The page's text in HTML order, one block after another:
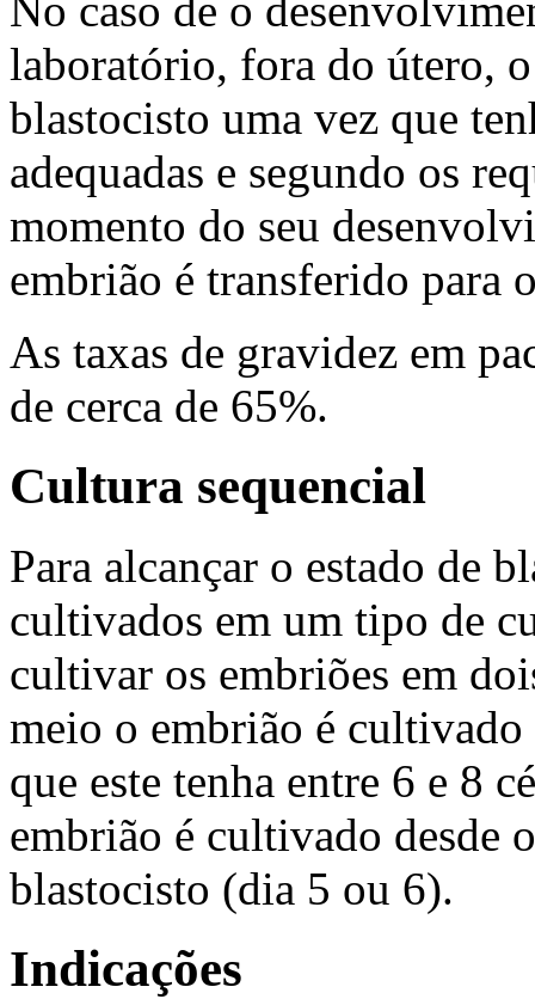
No caso de o
laboratório, fora do útero,
blastocisto uma vez que
adequadas e segundo os
momento do seu
embrião é transferido para
As taxas de gravidez em
de cerca de 65%.
Cultura sequencial
Para alcançar o estado de
cultivados em um tipo de
cultivar os embriões em
meio o embrião é cultivado
que este tenha entre 6 e 8
embrião é cultivado desde
blastocisto (dia 5 ou 6).
Indicações